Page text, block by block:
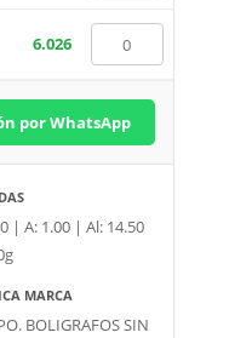
6.026
por WhatsApp
| A: 1.00 | Al: 14.50
MARCA
BOLIGRAFOS SIN